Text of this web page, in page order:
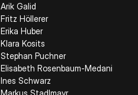
Arik Galid
Fritz Höllerer
Erika Huber
Klara Kosits
Stephan Puchner
Elisabeth Rosenbaum-Medani
Ines Schwarz
Markus Stadlmayr